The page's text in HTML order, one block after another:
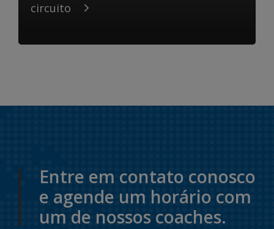
circuito
Entre em contato conosco
e agende um horário com
um de nossos coaches.